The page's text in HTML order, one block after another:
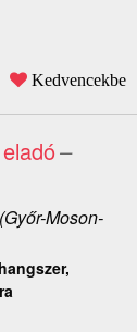
Kedvencekbe
–
Moson-